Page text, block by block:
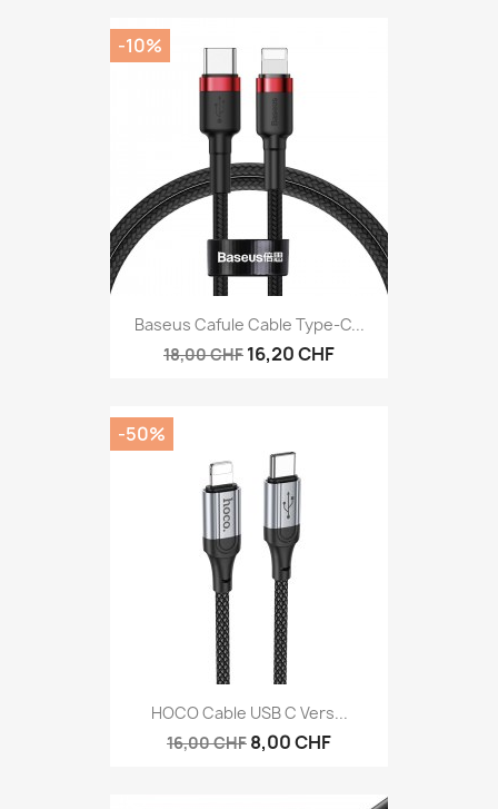
Baseus Cafule Cable Type-C...
18,00 CHF 16,20 CHF
-10%
HOCO Cable USB C Vers...
16,00 CHF 8,00 CHF
-50%